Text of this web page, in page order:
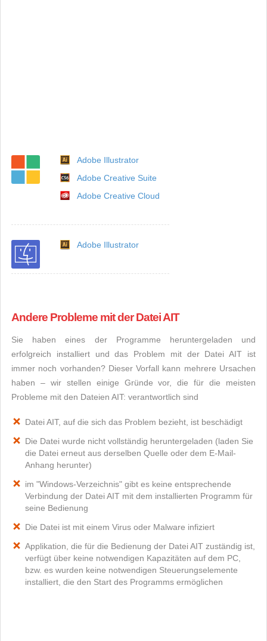
Adobe Illustrator
Adobe Creative Suite
Adobe Creative Cloud
Adobe Illustrator
Andere Probleme mit der Datei AIT
Sie haben eines der Programme heruntergeladen und
erfolgreich installiert und das Problem mit der Datei AIT ist
immer noch vorhanden? Dieser Vorfall kann mehrere Ursachen
haben – wir stellen einige Gründe vor, die für die meisten
Probleme mit den Dateien AIT: verantwortlich sind
Datei AIT, auf die sich das Problem bezieht, ist beschädigt
Die Datei wurde nicht vollständig heruntergeladen (laden Sie
die Datei erneut aus derselben Quelle oder dem E-Mail-
Anhang herunter)
im "Windows-Verzeichnis" gibt es keine entsprechende
Verbindung der Datei AIT mit dem installierten Programm für
seine Bedienung
Die Datei ist mit einem Virus oder Malware infiziert
Applikation, die für die Bedienung der Datei AIT zuständig ist,
verfügt über keine notwendigen Kapazitäten auf dem PC,
bzw. es wurden keine notwendigen Steuerungselemente
installiert, die den Start des Programms ermöglichen